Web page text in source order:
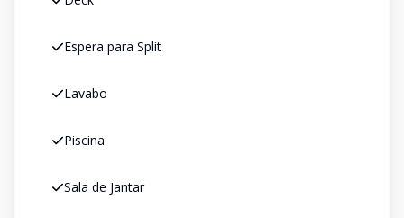
Espera para Split
Lavabo
Piscina
Sala de Jantar